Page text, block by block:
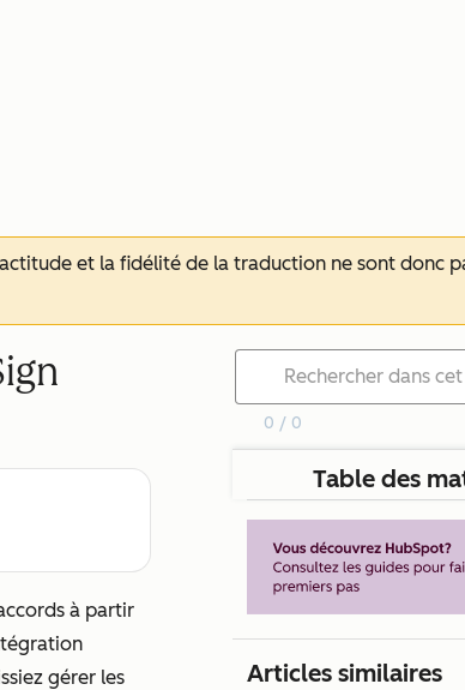
et la fidélité de la traduction ne sont donc
à partir
gérer les
0 / 0
Table des
Articles similaires